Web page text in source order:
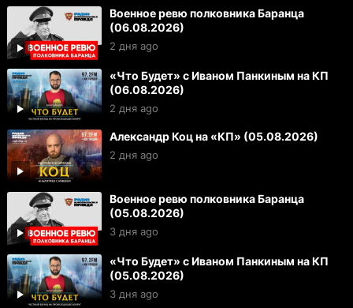
Военное ревю полковника Баранца
(06.08.2026)
2 дня ago
«Что Будет» с Иваном Панкиным на КП
(06.08.2026)
2 дня ago
Александр Коц на «КП» (05.08.2026)
2 дня ago
Военное ревю полковника Баранца
(05.08.2026)
3 дня ago
«Что Будет» с Иваном Панкиным на КП
(05.08.2026)
3 дня ago